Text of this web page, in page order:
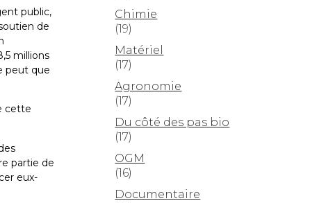
public,
de
millions
peut que
cette
partie de
eux-
Chimie
(19)
Matériel
(17)
Agronomie
(17)
Du côté des pas bio
(17)
OGM
(16)
Documentaire